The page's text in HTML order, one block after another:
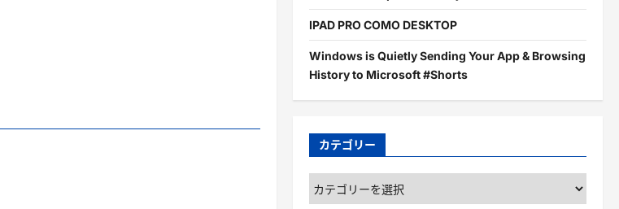
IPAD PRO COMO DESKTOP
Windows is Quietly Sending Your App & Browsing
History to Microsoft #Shorts
カテゴリー
カ
テ